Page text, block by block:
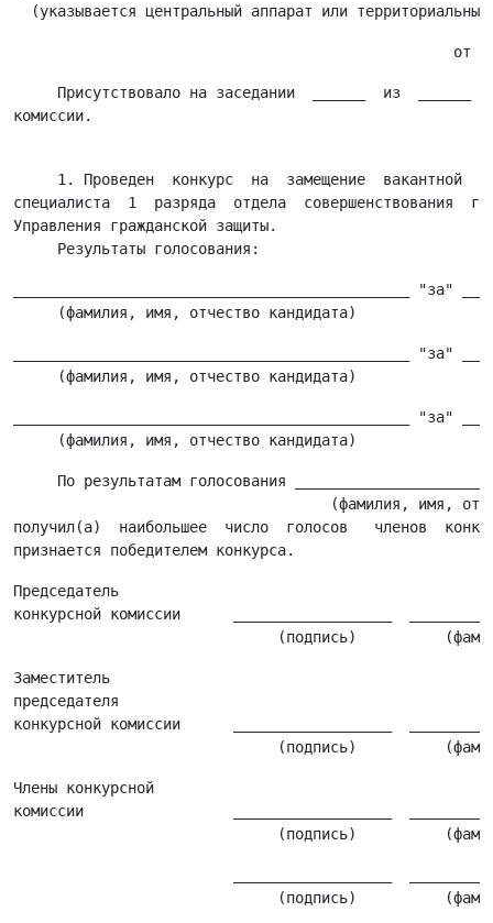
Присутствовало на заседании  ______  из  ______
1. Проведен  конкурс  на  замещение  вакантной
специалиста  1  разряда  отдела  совершенствования
Управления гражданской защиты.
_____________________________________________ "за"
_____________________________________________ "за"
_____________________________________________ "за"
По результатам голосования
(фамилия, имя,
получил(а)  наибольшее  число  голосов   членов
Председатель
конкурсной комиссии      __________________
Заместитель
председателя
конкурсной комиссии      __________________
Члены конкурсной
комиссии                 __________________